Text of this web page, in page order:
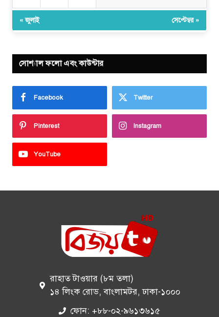
« জুলাই সেপ্টেম্বর »
সোশ্যাল ফলো এবং কাউন্টার
Facebook Twitter
Pinterest Instagram
YouTube
রাহাত টাওয়ার (৮ম তলা)
১৪ লিংক রোড, বাংলামটর, ঢাকা-১০০০
ফোন: +৮৮-০২-৯৬১৩৬১৫